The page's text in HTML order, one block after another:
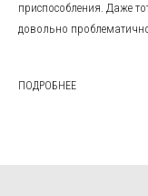
приспособления. Даже
довольно
ПОДРОБНЕЕ